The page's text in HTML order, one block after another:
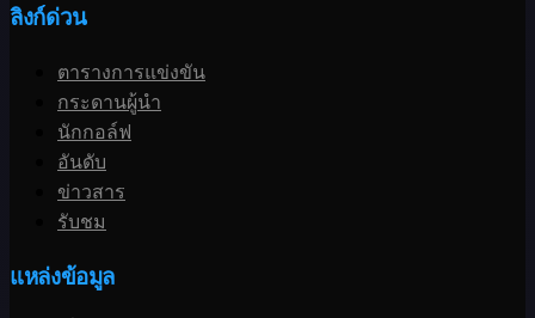
ลิงก์ด่วน
ตารางการแข่งขัน
กระดานผู้นำ
นักกอล์ฟ
อันดับ
ข่าวสาร
รับชม
แหล่งข้อมูล